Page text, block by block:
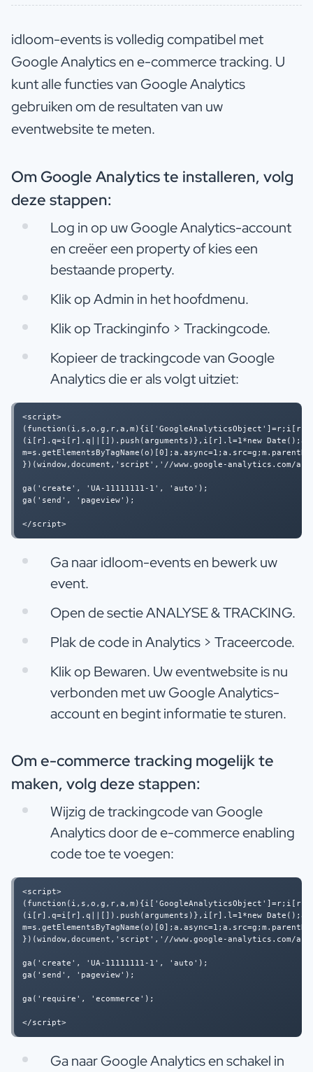
idloom-events is volledig compatibel met
Google Analytics en e-commerce tracking. U
kunt alle functies van Google Analytics
gebruiken om de resultaten van uw
eventwebsite te meten.
Om Google Analytics te installeren, volg
deze stappen:
Log in op uw Google Analytics-account
en creëer een property of kies een
bestaande property.
Klik op Admin in het hoofdmenu.
Klik op Trackinginfo > Trackingcode.
Kopieer de trackingcode van Google
Analytics die er als volgt uitziet:
<script>
(i[r].q=i[r].q||[]).push(arguments)},i[r].l=1*new
})(window,document,'script','//www.google-analytics.com/
ga('create', 'UA-11111111-1', 'auto');
ga('send', 'pageview');
Ga naar idloom-events en bewerk uw
event.
Open de sectie ANALYSE & TRACKING.
Plak de code in Analytics > Traceercode.
Klik op Bewaren. Uw eventwebsite is nu
verbonden met uw Google Analytics-
account en begint informatie te sturen.
Om e-commerce tracking mogelijk te
maken, volg deze stappen:
Wijzig de trackingcode van Google
Analytics door de e-commerce enabling
code toe te voegen:
<script>
(i[r].q=i[r].q||[]).push(arguments)},i[r].l=1*new
})(window,document,'script','//www.google-analytics.com/
ga('create', 'UA-11111111-1', 'auto');
ga('send', 'pageview');
ga('require', 'ecommerce');
Ga naar Google Analytics en schakel in